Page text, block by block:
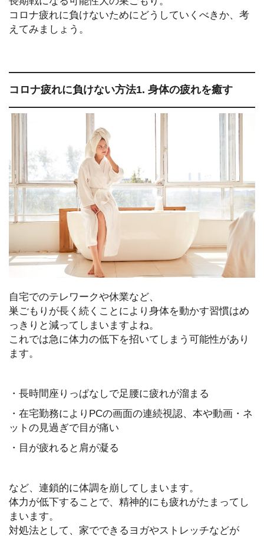
コロナ疲れに負けないためにどうしていくべきか、考
えてみましょう。
コロナ疲れに負けない方法1. 身体の疲れを癒す
自宅でのテレワークや休業など、
巣ごもりが長く続くことにより身体を動かす習慣はめ
っきりと減ってしまいますよね。
これでは急に体力の低下を招いてしまう可能性があり
ます。
・長時間座りっぱなしで足腰に疲れが溜まる
・在宅勤務によりPCの画面の連続視認、本や動画・ネ
ットの見過ぎで目が痛い
・目が疲れると肩が凝る
など、連鎖的に体調を崩してしまいます。
体力が低下することで、精神的にも疲れがたまってし
まいます。
対処法として、家でできるヨガやストレッチなどが